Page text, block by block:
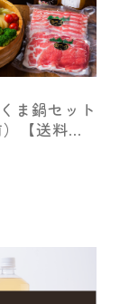
ま鍋セット
）【送料込